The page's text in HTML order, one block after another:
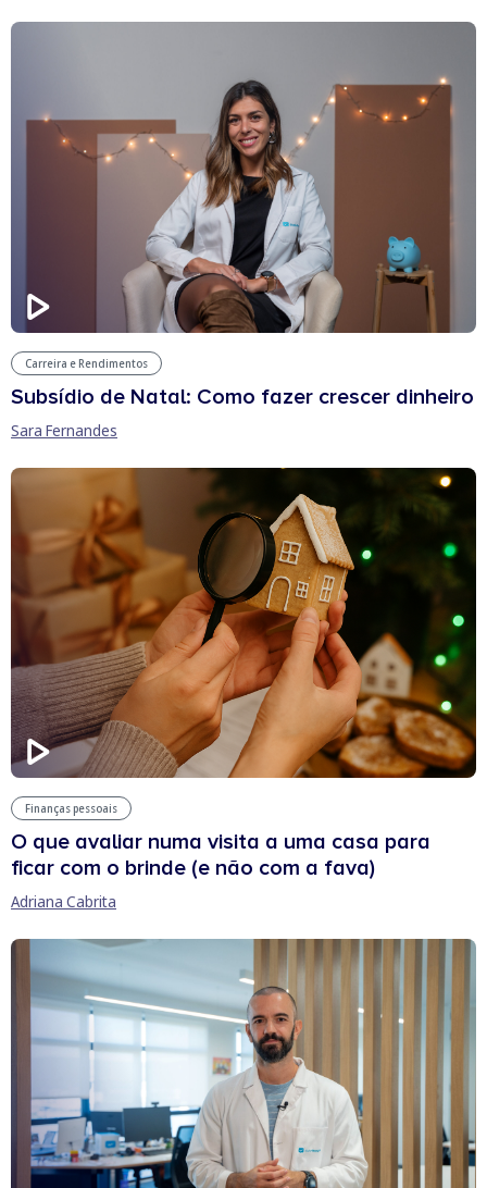
Carreira e Rendimentos
Subsídio de Natal: Como fazer crescer dinheiro
Sara Fernandes
Finanças pessoais
O que avaliar numa visita a uma casa para
ficar com o brinde (e não com a fava)
Adriana Cabrita